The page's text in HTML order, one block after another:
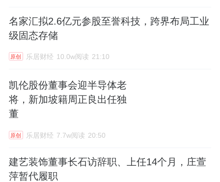
名家汇拟2.6亿元参股至誉科技，跨界布局工业
级固态存储
原创 乐居财经 10.0w阅读 21:10
凯伦股份董事会迎半导体老
将，新加坡籍周正良出任独
董
原创 乐居财经 7.7w阅读 20:50
建艺装饰董事长石访辞职、上任14个月，庄萱
萍暂代履职